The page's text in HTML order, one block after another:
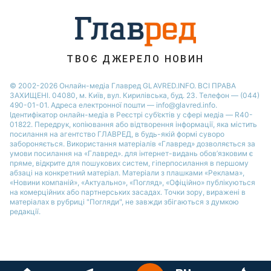
ТВОЄ ДЖЕРЕЛО НОВИН
© 2002-2026 Онлайн-медіа Главред GLAVRED.INFO. ВСІ ПРАВА
ЗАХИЩЕНІ. 04080, м. Київ, вул. Кирилівська, буд. 23. Телефон — (044)
490-01-01. Адреса електронної пошти — info@glavred.info.
Ідентифікатор онлайн-медіа в Реєстрі суб’єктів у сфері медіа — R40-
01822. Передрук, копіювання або відтворення інформації, яка містить
посилання на агентство ГЛАВРЕД, в будь-якій формi суворо
забороняється. Використання матеріалів «Главред» дозволяється за
умови посилання на «Главред». для інтернет-видань обов’язковим є
пряме, відкрите для пошукових систем, гіперпосилання в першому
абзаці на конкретний матеріал. Матеріали з плашками «Реклама»,
«Новини компаній», «Актуально», «Погляд», «Офіційно» публікуються
на комерційних або партнерських засадах. Точки зору, виражені в
матеріалах в рубриці "Погляди", не завжди збігаються з думкою
редакції.